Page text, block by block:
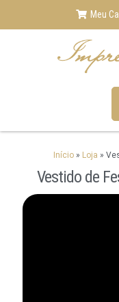
Meu
Início » Loja »
Vestido de